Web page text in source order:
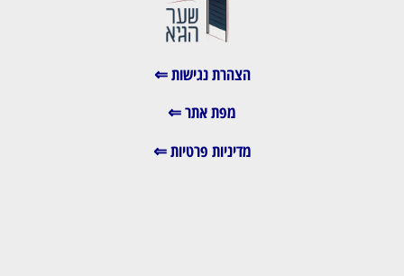
הצהרת נגישות ⇐
מפת אתר ⇐
מדיניות פרטיות ⇐